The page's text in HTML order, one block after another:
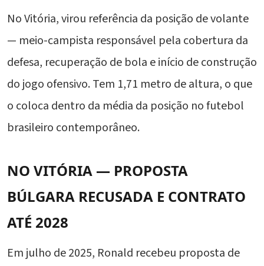
No Vitória, virou referência da posição de volante
— meio-campista responsável pela cobertura da
defesa, recuperação de bola e início de construção
do jogo ofensivo. Tem 1,71 metro de altura, o que
o coloca dentro da média da posição no futebol
brasileiro contemporâneo.
NO VITÓRIA — PROPOSTA
BÚLGARA RECUSADA E CONTRATO
ATÉ 2028
Em julho de 2025, Ronald recebeu proposta de